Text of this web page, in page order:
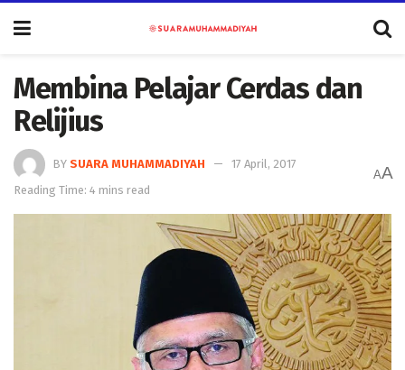
Membina Pelajar Cerdas dan
Relijius
BY SUARA MUHAMMADIYAH
17 April, 2017
Reading Time: 4 mins read
AA